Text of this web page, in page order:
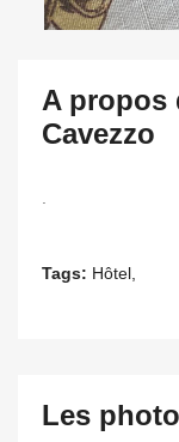
A propos
Cavezzo
Tags: Hôtel,
Les